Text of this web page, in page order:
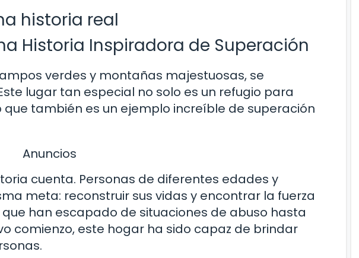
historia real
Historia Inspiradora de Superación
verdes y montañas majestuosas, se
lugar tan especial no solo es un refugio para
que también es un ejemplo increíble de superación
Anuncios
cuenta. Personas de diferentes edades y
meta: reconstruir sus vidas y encontrar la fuerza
han escapado de situaciones de abuso hasta
comienzo, este hogar ha sido capaz de brindar